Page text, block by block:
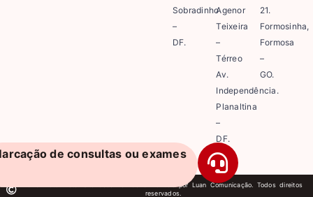
Sobradinho
–
DF.
Agenor
Teixeira
–
Térreo
Av.
Independência.
Planaltina
–
DF.
21.
Formosinha,
Formosa
–
GO.
2026 Matsumoto. Site desenvolvido e mantido por Luan Comunicação. Todos direitos
reservados.
de consultas ou exames